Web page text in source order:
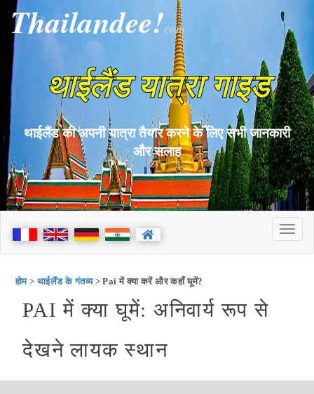
Thailandee!com
थाईलैंड यात्रा गाइड
थाईलैंड की अपनी यात्रा तैयार करने के लिए सभी जानकारी
और सलाह
होम>थाईलैंड के गंतव्य> Pai में क्या करें और कहाँ घूमें?
PAI में क्या घूमें: अनिवार्य रूप से
देखने लायक स्थान